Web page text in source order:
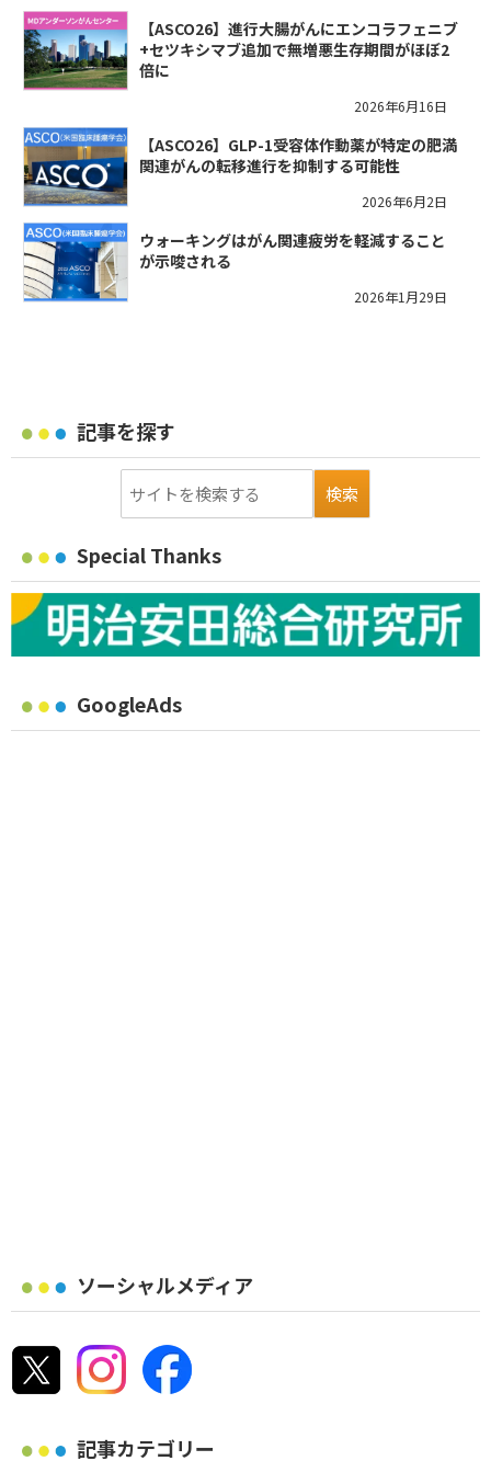
【ASCO26】進行大腸がんにエンコラフェニブ
+セツキシマブ追加で無増悪生存期間がほぼ2
倍に
2026年6月16日
【ASCO26】GLP-1受容体作動薬が特定の肥満
関連がんの転移進行を抑制する可能性
2026年6月2日
ウォーキングはがん関連疲労を軽減すること
が示唆される
2026年1月29日
記事を探す
Special Thanks
GoogleAds
ソーシャルメディア
記事カテゴリー